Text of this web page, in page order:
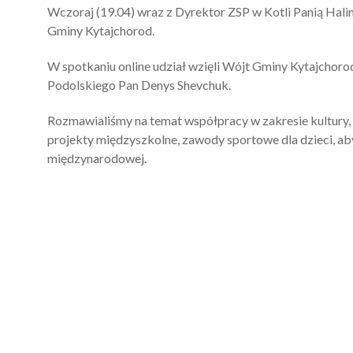
Wczoraj (19.04) wraz z Dyrektor ZSP w Kotli Panią
Gminy Kytajchorod.
W spotkaniu online udział wzięli Wójt Gminy
Podolskiego Pan Denys Shevchuk.
Rozmawialiśmy na temat współpracy w zakresie
projekty międzyszkolne, zawody sportowe dla dzieci,
międzynarodowej.